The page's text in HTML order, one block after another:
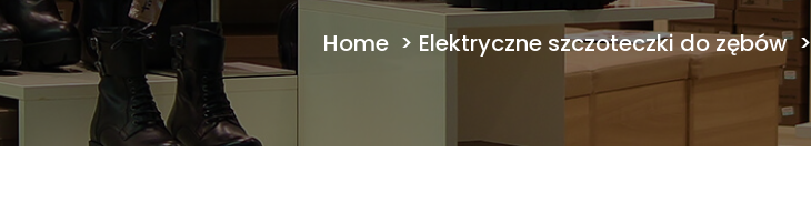
Home > Elektryczne szczoteczki do zębów>